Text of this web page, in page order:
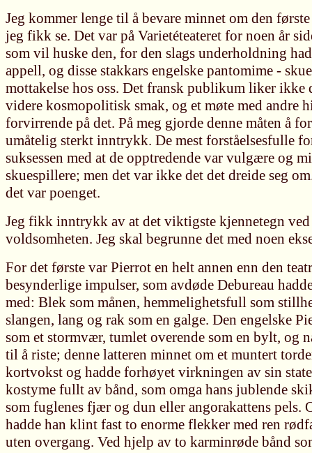
Jeg kommer lenge til å bevare minnet om den
jeg fikk se. Det var på Varietéteateret for noen år
som vil huske den, for den slags underholdning
appell, og disse stakkars engelske pantomime -
mottakelse hos oss. Det fransk publikum liker ikke
videre kosmopolitisk smak, og et møte med andre
forvirrende på det. På meg gjorde denne måten å
umåtelig sterkt inntrykk. De mest forståelsesfulle
suksessen med at de opptredende var vulgære og
skuespillere; men det var ikke det det dreide seg
det var poenget.
Jeg fikk inntrykk av at det viktigste kjennetegn ved
voldsomheten. Jeg skal begrunne det med noen
For det første var Pierrot en helt annen enn den
besynderlige impulser, som avdøde Debureau
med: Blek som månen, hemmelighetsfull som
slangen, lang og rak som en galge. Den engelske
som et stormvær, tumlet overende som en bylt, og
til å riste; denne latteren minnet om et muntert
kortvokst og hadde forhøyet virkningen av sin
kostyme fullt av bånd, som omga hans jublende
som fuglenes fjær og dun eller angorakattens pels.
hadde han klint fast to enorme flekker med ren
uten overgang. Ved hjelp av to karminrøde bånd